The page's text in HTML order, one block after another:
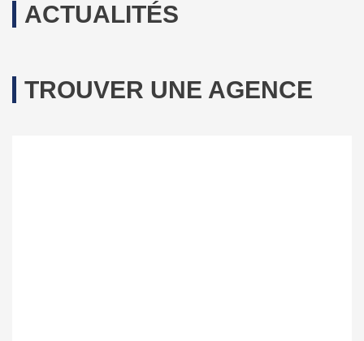
ACTUALITÉS
TROUVER UNE AGENCE